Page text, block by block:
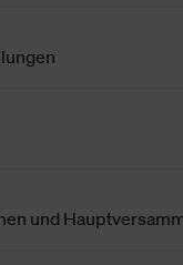
und